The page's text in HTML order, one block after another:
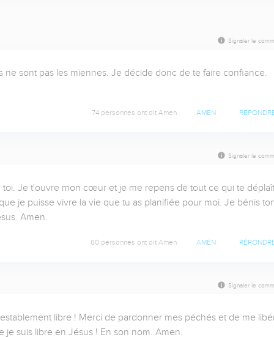
Signaler le
ne sont pas les miennes. Je décide donc de te faire confiance.
74 personnes ont dit Amen AMEN
Signaler le
Je t'ouvre mon cœur et je me repens de tout ce qui te déplaît
je puisse vivre la vie que tu as planifiée pour moi. Je bénis
Amen.
60 personnes ont dit Amen AMEN
Signaler le
libre ! Merci de pardonner mes péchés et de me
suis libre en Jésus ! En son nom. Amen.